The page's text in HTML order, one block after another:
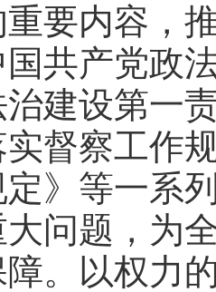
要内容，
共产党政
建设第一
督察工作
定》等一系
问题，为
障。以权力